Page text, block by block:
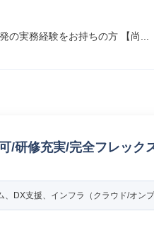
の実務経験をお持ちの方 【尚...
/研修充実/完全フレック
DX支援、インフラ（クラウド/オン